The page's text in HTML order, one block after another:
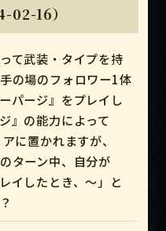
02-16）
て武装・タイプを持
の場のフォロワー1体
パージ』をプレイし
』の能力によって
に置かれますが、
ターン中、自分が
イしたとき、～」と